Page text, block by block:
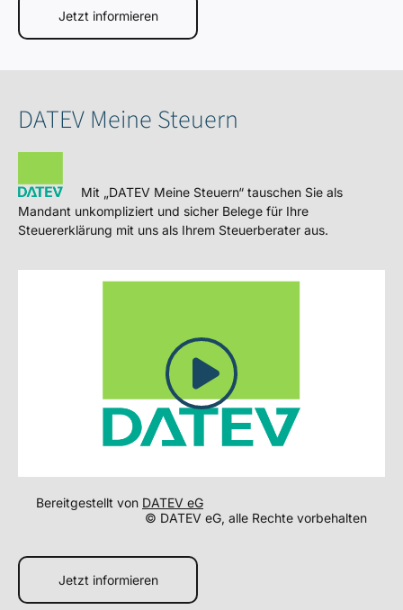
Jetzt informieren
DATEV Meine Steuern
Mit „DATEV Meine Steuern“ tauschen Sie als
Mandant unkompliziert und sicher Belege für Ihre
Steuererklärung mit uns als Ihrem Steuerberater aus.
Bereitgestellt von DATEV eG
© DATEV eG, alle Rechte vorbehalten
Jetzt informieren